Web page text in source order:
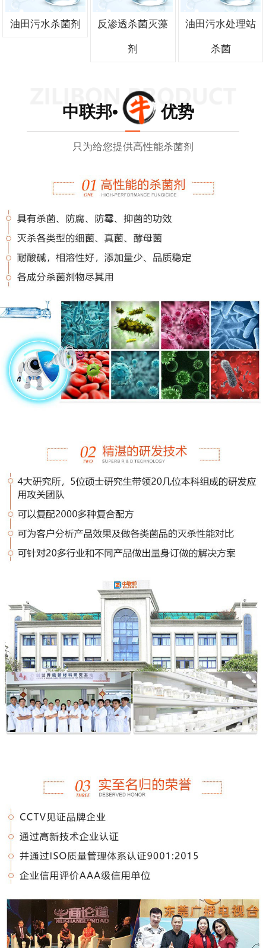
油田污水杀菌剂 反渗透杀菌灭藻
剂
油田污水处理站
杀菌
中联邦• 优势
只为给您提供高性能杀菌剂